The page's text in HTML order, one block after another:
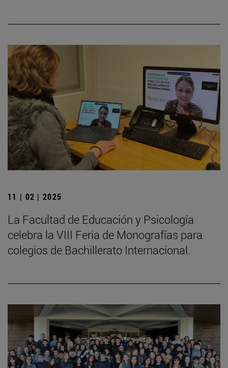
11 | 02 | 2025
La Facultad de Educación y Psicología
celebra la VIII Feria de Monografías para
colegios de Bachillerato Internacional.